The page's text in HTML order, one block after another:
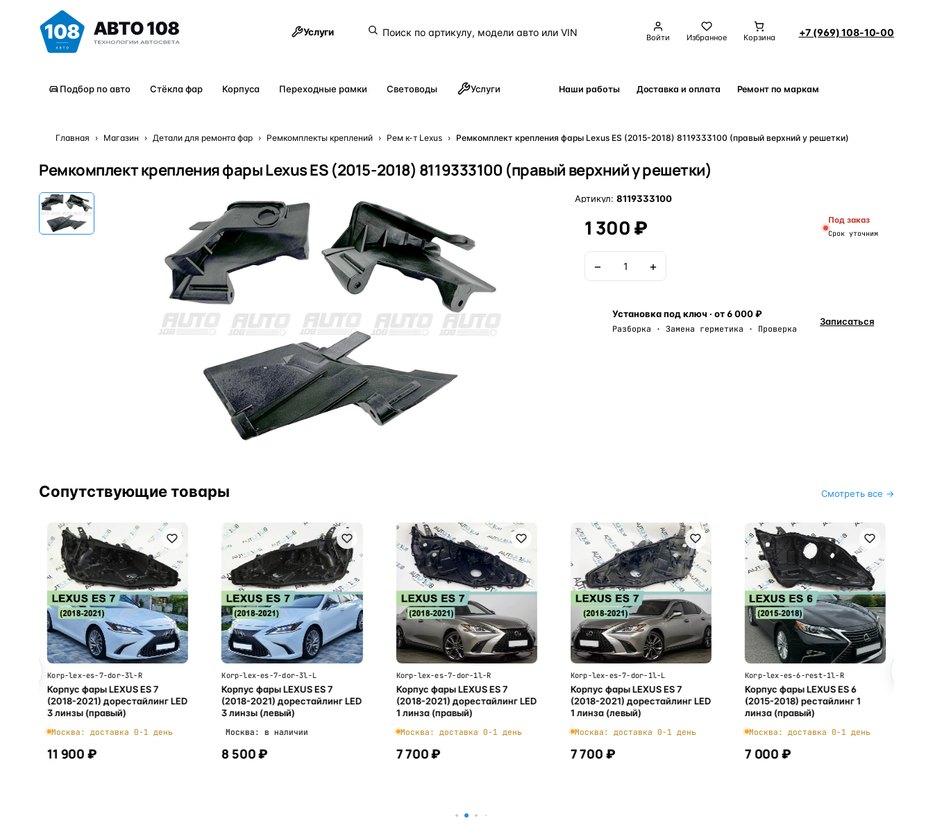
Услуги Войти Избранное Корзина +7 (969) 108-10-00
Подбор по авто Стёкла фар Корпуса Переходные рамки Световоды Услуги Наши работы Доставка и оплата Ремонт по маркам
Главная › Магазин › Детали для ремонта фар › Ремкомплекты креплений › Рем к-т Lexus › Ремкомплект крепления фары Lexus ES (2015-2018) 8119333100 (правый верхний у решетки)
Ремкомплект крепления фары Lexus ES (2015-2018) 8119333100 (правый верхний у решетки)
Артикул: 8119333100
1 300 ₽ Под заказ
Срок уточним
− +
Установка под ключ · от 6 000 ₽
Разборка · Замена герметика · Проверка
Записаться
Сопутствующие товары Смотреть все →
Korp-lex-es-7-dor-3l-R
Корпус фары LEXUS ES 7
(2018-2021) дорестайлинг LED
3 линзы (правый)
Москва: доставка 0-1 день
11 900 ₽
Korp-lex-es-7-dor-3l-L
Корпус фары LEXUS ES 7
(2018-2021) дорестайлинг LED
3 линзы (левый)
Москва: в наличии
8 500 ₽
Korp-lex-es-7-dor-1l-R
Корпус фары LEXUS ES 7
(2018-2021) дорестайлинг LED
1 линза (правый)
Москва: доставка 0-1 день
7 700 ₽
Korp-lex-es-7-dor-1l-L
Корпус фары LEXUS ES 7
(2018-2021) дорестайлинг LED
1 линза (левый)
Москва: доставка 0-1 день
7 700 ₽
Korp-lex-es-6-rest-1l-R
Корпус фары LEXUS ES 6
(2015-2018) рестайлинг 1
линза (правый)
Москва: доставка 0-1 день
7 000 ₽